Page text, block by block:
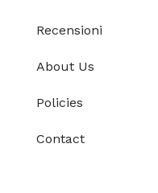
Recensioni
About Us
Policies
Contact